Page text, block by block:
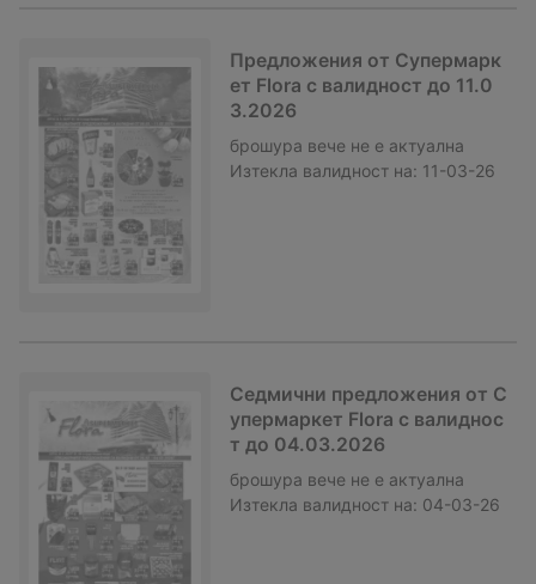
Предложения от Супермарк
ет Flora с валидност до 11.0
3.2026
брошура вече не е актуална
Изтекла валидност на: 11-03-26
Седмични предложения от С
упермаркет Flora с валиднос
т до 04.03.2026
брошура вече не е актуална
Изтекла валидност на: 04-03-26